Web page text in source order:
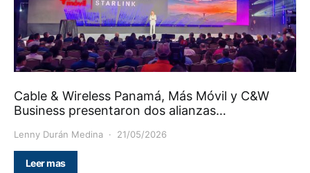
Cable & Wireless Panamá, Más Móvil y C&W
Business presentaron dos alianzas…
Lenny Durán Medina 21/05/2026
Leer mas